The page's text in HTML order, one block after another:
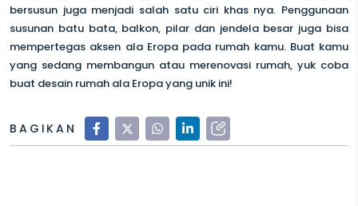
bersusun juga menjadi salah satu ciri khas nya. Penggunaan
susunan batu bata, balkon, pilar dan jendela besar juga bisa
mempertegas aksen ala Eropa pada rumah kamu. Buat kamu
yang sedang membangun atau merenovasi rumah, yuk coba
buat desain rumah ala Eropa yang unik ini!
BAGIKAN